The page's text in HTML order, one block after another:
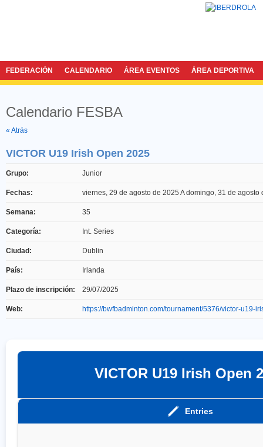
FEDERACIÓN CALENDARIO ÁREA EVENTOS ÁREA DEPORTIVA
Calendario FESBA
« Atrás
VICTOR U19 Irish Open 2025
Grupo: Junior
Fechas: viernes, 29 de agosto de 2025 Adomingo, 31 de agosto
Semana: 35
Categoría: Int. Series
Ciudad: Dublin
País: Irlanda
Plazo de inscripción: 29/07/2025
Web: https://bwfbadminton.com/tournament/5376/victor-u19-
VICTOR U19 Irish Open
Entries